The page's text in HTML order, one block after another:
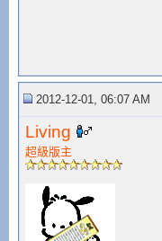
2012-12-01, 06:07 AM
Living
超級版主